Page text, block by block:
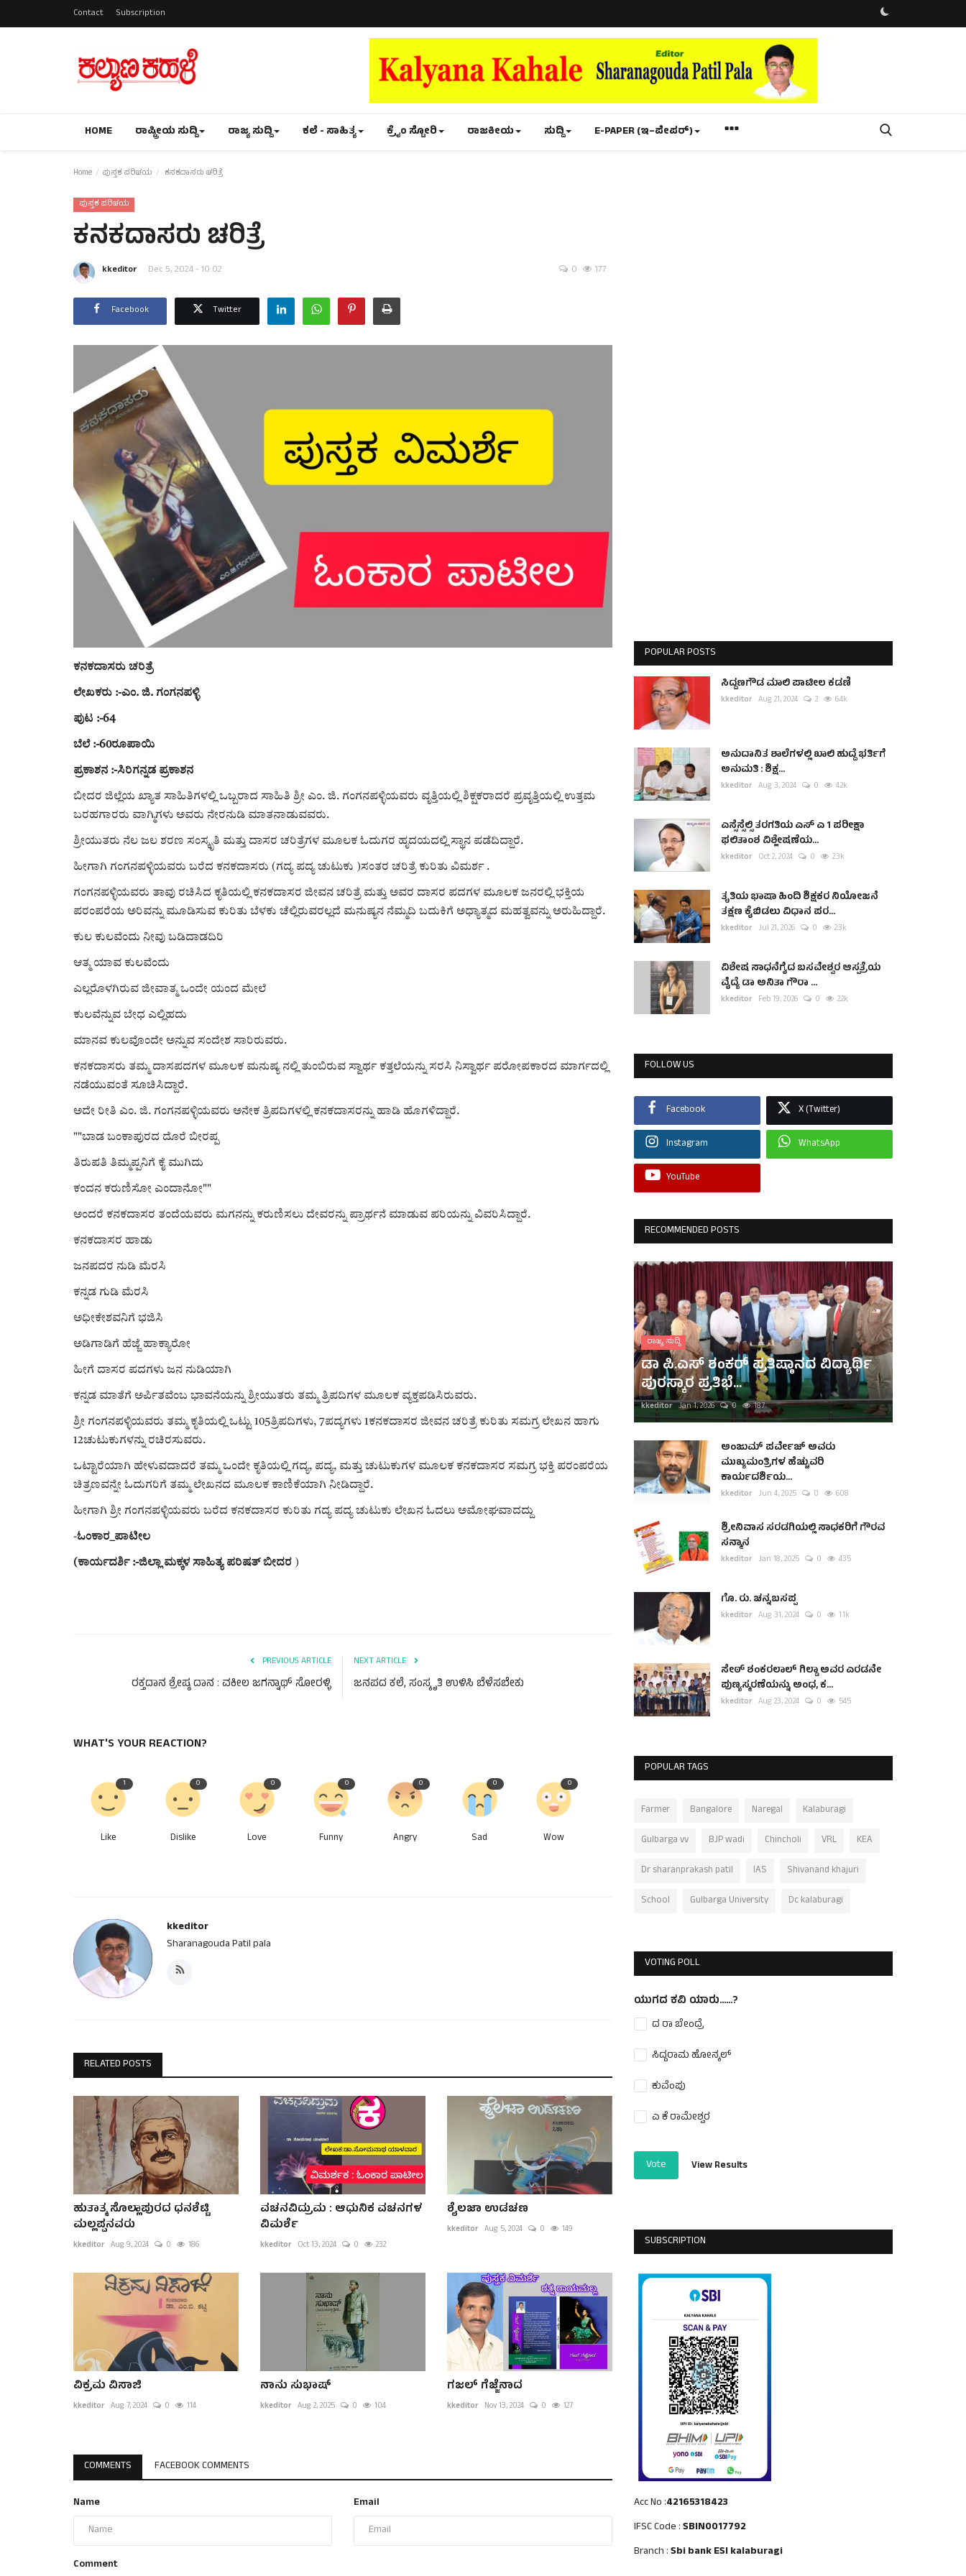
Contact Subscription
HOME ರಾಷ್ಟ್ರೀಯ ಸುದ್ದಿ ರಾಜ್ಯ ಸುದ್ದಿ ಕಲೆ - ಸಾಹಿತ್ಯ ಕ್ರೈಂ ಸ್ಟೋರಿ ರಾಜಕೀಯ ಸುದ್ದಿ E-PAPER (ಇ–ಪೇಪರ್‌)
Home ಪುಸ್ತಕ ಪರಿಚಯ ಕನಕದಾಸರು ಚರಿತ್ರೆ
ಪುಸ್ತಕ ಪರಿಚಯ
ಕನಕದಾಸರು ಚರಿತ್ರೆ
kkeditor Dec 5, 2024 - 10:02 0 177
Facebook Twitter
ಕನಕದಾಸರು ಚರಿತ್ರೆ
ಲೇಖಕರು :-ಎಂ. ಜಿ. ಗಂಗನಪಳ್ಳಿ
ಪುಟ :-64
ಬೆಲೆ :-60ರೂಪಾಯಿ
ಪ್ರಕಾಶನ :-ಸಿರಿಗನ್ನಡ ಪ್ರಕಾಶನ
ಬೀದರ ಜಿಲ್ಲೆಯ ಖ್ಯಾತ ಸಾಹಿತಿಗಳಲ್ಲಿ ಒಬ್ಬರಾದ ಸಾಹಿತಿ ಶ್ರೀ ಎಂ. ಜಿ. ಗಂಗನಪಳ್ಳಿಯವರು ವೃತ್ತಿಯಲ್ಲಿ ಶಿಕ್ಷಕರಾದರೆ ಪ್ರವೃತ್ತಿಯಲ್ಲಿ ಉತ್ತಮ
ಬರಹಗಾರರು ವಾಗ್ಮಿಗಳು ಅವರು ನೇರನುಡಿ ಮಾತನಾಡುವವರು.
ಶ್ರೀಯುತರು ನೆಲ ಜಲ ಶರಣ ಸಂಸ್ಕೃತಿ ಮತ್ತು ದಾಸರ ಚರಿತ್ರೆಗಳ ಮೂಲಕ ಓದುಗರ ಹೃದಯದಲ್ಲಿ ಸ್ಥಾನ ಪಡೆದಿದ್ದಾರೆ.
ಹೀಗಾಗಿ ಗಂಗನಪಳ್ಳಿಯವರು ಬರೆದ ಕನಕದಾಸರು (ಗದ್ಯ ಪದ್ಯ ಚುಟುಕು )ಸಂತರ ಚರಿತ್ರೆ ಕುರಿತು ವಿಮರ್ಶ .
ಗಂಗನಪಳ್ಳಿಯವರು ತಾವು ರಚಿಸಿದ ಕೃತಿಯಲ್ಲಿ ಕನಕದಾಸರ ಜೀವನ ಚರಿತ್ರೆ ಮತ್ತು ಅವರ ದಾಸರ ಪದಗಳ ಮೂಲಕ ಜನರಲ್ಲಿ ಭಕ್ತಿಯ
ಪರಂಪರೆಯ ಅರಿವನ್ನು ಮೂಡಿಸುವ ಕುರಿತು ಬೆಳಕು ಚೆಲ್ಲಿರುವರಲ್ಲದೆ ಮನುಷ್ಯನ ನೆಮ್ಮದಿ ಬದುಕಿಗೆ ಅಧ್ಯಾತ್ಮದ ಮಹತ್ವವನ್ನು ಅರುಹಿದ್ದಾರೆ.
ಕುಲ ಕುಲವೆಂದು ನೀವು ಬಡಿದಾಡದಿರಿ
ಆತ್ಮ ಯಾವ ಕುಲವೆಂದು
ಎಲ್ಲರೊಳಗಿರುವ ಜೀವಾತ್ಮ ಒಂದೇ ಯಂದ ಮೇಲೆ
ಕುಲವೆನ್ನುವ ಬೇಧ ಎಲ್ಲಿಹದು
ಮಾನವ ಕುಲವೊಂದೇ ಅನ್ನುವ ಸಂದೇಶ ಸಾರಿರುವರು.
ಕನಕದಾಸರು ತಮ್ಮ ದಾಸಪದಗಳ ಮೂಲಕ ಮನುಷ್ಯ ನಲ್ಲಿ ತುಂಬಿರುವ ಸ್ವಾರ್ಥ ಕತ್ತಲೆಯನ್ನು ಸರಸಿ ನಿಸ್ವಾರ್ಥ ಪರೋಪಕಾರದ ಮಾರ್ಗದಲ್ಲಿ
ನಡೆಯುವಂತೆ ಸೂಚಿಸಿದ್ದಾರೆ.
ಅದೇ ರೀತಿ ಎಂ. ಜಿ. ಗಂಗನಪಳ್ಳಿಯವರು ಅನೇಕ ತ್ರಿಪದಿಗಳಲ್ಲಿ ಕನಕದಾಸರನ್ನು ಹಾಡಿ ಹೊಗಳಿದ್ದಾರೆ.
""ಬಾಡ ಬಂಕಾಪುರದ ದೊರೆ ಬೀರಪ್ಪ
ತಿರುಪತಿ ತಿಮ್ಮಪ್ಪನಿಗೆ ಕೈ ಮುಗಿದು
ಕಂದನ ಕರುಣಿಸೋ ಎಂದಾನೋ""
ಅಂದರೆ ಕನಕದಾಸರ ತಂದೆಯವರು ಮಗನನ್ನು ಕರುಣಿಸಲು ದೇವರನ್ನು ಪ್ರಾರ್ಥನೆ ಮಾಡುವ ಪರಿಯನ್ನು ವಿವರಿಸಿದ್ದಾರೆ.
ಕನಕದಾಸರ ಹಾಡು
ಜನಪದರ ನುಡಿ ಮೆರಸಿ
ಕನ್ನಡ ಗುಡಿ ಮೆರಸಿ
ಅಧೀಕೇಶವನಿಗೆ ಭಜಿಸಿ
ಅಡಿಗಾಡಿಗೆ ಹೆಜ್ಜೆ ಹಾಕ್ಯಾರೋ
ಹೀಗೆ ದಾಸರ ಪದಗಳು ಜನ ನುಡಿಯಾಗಿ
ಕನ್ನಡ ಮಾತೆಗೆ ಅರ್ಪಿತವೆಂಬ ಭಾವನೆಯನ್ನು ಶ್ರೀಯುತರು ತಮ್ಮ ತ್ರಿಪದಿಗಳ ಮೂಲಕ ವ್ಯಕ್ತಪಡಿಸಿರುವರು.
ಶ್ರೀ ಗಂಗನಪಳ್ಳಿಯವರು ತಮ್ಮ ಕೃತಿಯಲ್ಲಿ ಒಟ್ಟು 105ತ್ರಿಪದಿಗಳು, 7ಪದ್ಯಗಳು 1ಕನಕದಾಸರ ಜೀವನ ಚರಿತ್ರೆ ಕುರಿತು ಸಮಗ್ರ ಲೇಖನ ಹಾಗು
12ಚುಟುಕುಗಳನ್ನು ರಚಿರಸುವರು.
ಒಟ್ಟಾರೆಯಾಗಿ ಹೇಳುವದಾದರೆ ತಮ್ಮ ಒಂದೇ ಕೃತಿಯಲ್ಲಿ ಗದ್ಯ, ಪದ್ಯ, ಮತ್ತು ಚುಟುಕುಗಳ ಮೂಲಕ ಕನಕದಾಸರ ಸಮಗ್ರ ಭಕ್ತಿ ಪರಂಪರೆಯ
ಚಿತ್ರಣವನ್ನೇ ಓದುಗರಿಗೆ ತಮ್ಮ ಲೇಖನದ ಮೂಲಕ ಕಾಣಿಕೆಯಾಗಿ ನೀಡಿದ್ದಾರೆ.
ಹೀಗಾಗಿ ಶ್ರೀ ಗಂಗನಪಳ್ಳಿಯವರು ಬರೆದ ಕನಕದಾಸರ ಕುರಿತು ಗದ್ಯ ಪದ್ಯ ಚುಟುಕು ಲೇಖನ ಓದಲು ಅಮೋಘವಾದದ್ದು
-ಓಂಕಾರ_ಪಾಟೀಲ
(ಕಾರ್ಯದರ್ಶಿ :-ಜಿಲ್ಲಾ ಮಕ್ಕಳ ಸಾಹಿತ್ಯ ಪರಿಷತ್ ಬೀದರ )
PREVIOUS ARTICLE
ರಕ್ತದಾನ ಶ್ರೇಷ್ಠ ದಾನ : ವಕೀಲ ಜಗನ್ನಾಥ್ ಸೋರಳ್ಳಿ
NEXT ARTICLE
ಜನಪದ ಕಲೆ, ಸಂಸ್ಕೃತಿ ಉಳಿಸಿ ಬೆಳೆಸಬೇಕು
WHAT'S YOUR REACTION?
1
Like
0
Dislike
0
Love
0
Funny
0
Angry
0
Sad
0
Wow
kkeditor
Sharanagouda Patil pala
RELATED POSTS
ಹುತಾತ್ಮ ಸೊಲ್ಲಾಪುರದ ಧನಶೆಟ್ಟಿ
ಮಲ್ಲಪ್ಪನವರು
kkeditor Aug 9, 2024 0 186
ವಚನವಿದ್ರುಮ : ಆಧುನಿಕ ವಚನಗಳ
ವಿಮರ್ಶೆ
kkeditor Oct 13, 2024 0 232
ಶೈಲಜಾ ಉಡಚಣ
kkeditor Aug 5, 2024 0 149
ವಿಕ್ರಮ ವಿಸಾಜಿ
kkeditor Aug 7, 2024 0 114
ನಾನು ಸುಭಾಷ್
kkeditor Aug 2, 2025 0 104
ಗಜಲ್ ಗೆಜ್ಜೆನಾದ
kkeditor Nov 13, 2024 0 127
COMMENTS FACEBOOK COMMENTS
Name Email
Comment
POPULAR POSTS
ಸಿದ್ದಣಗೌಡ ಮಾಲಿ ಪಾಟೀಲ ಕಡಣಿ
kkeditor Aug 21, 2024 2 6.4k
ಅನುದಾನಿತ ಶಾಲೆಗಳಲ್ಲಿ ಖಾಲಿ ಹುದ್ದೆ ಭರ್ತಿಗೆ
ಅನುಮತಿ : ಶಿಕ್ಷ...
kkeditor Aug 3, 2024 0 4.2k
ಎಸ್ಸೆಸ್ಸೆಲ್ಸಿ ತರಗತಿಯ ಎಸ್ ಎ 1 ಪರೀಕ್ಷಾ
ಫಲಿತಾಂಶ ವಿಶ್ಲೇಷಣೆಯ...
kkeditor Oct 2, 2024 0 2.3k
ತೃತಿಯ ಭಾಷಾ ಹಿಂದಿ ಶಿಕ್ಷಕರ ನಿಯೋಜನೆ
ತಕ್ಷಣ ಕೈಬಿಡಲು ವಿಧಾನ ಪರ...
kkeditor Jul 21, 2026 0 2.3k
ವಿಶೇಷ ಸಾಧನೆಗೈದ ಬಸವೇಶ್ವರ ಆಸ್ಪತ್ರೆಯ
ವೈದ್ಯೆ ಡಾ ಅನಿತಾ ಗೌರಾ ...
kkeditor Feb 19, 2026 0 2.2k
FOLLOW US
Facebook X (Twitter)
Instagram WhatsApp
YouTube
RECOMMENDED POSTS
ರಾಜ್ಯ ಸುದ್ದಿ
ಡಾ ಪಿ.ಎಸ್ ಶಂಕರ್ ಪ್ರತಿಷ್ಠಾನದ ವಿದ್ಯಾರ್ಥಿ
ಪುರಸ್ಕಾರ ಪ್ರತಿಭೆ...
kkeditor Jan 1, 2026 0 187
ಅಂಜುಮ್ ಪರ್ವೇಜ್ ಅವರು
ಮುಖ್ಯಮಂತ್ರಿಗಳ ಹೆಚ್ಚುವರಿ
ಕಾರ್ಯದರ್ಶಿಯ...
kkeditor Jun 4, 2025 0 608
ಶ್ರೀನಿವಾಸ ಸರಡಗಿಯಲ್ಲಿ ಸಾಧಕರಿಗೆ ಗೌರವ
ಸನ್ಮಾನ
kkeditor Jan 18, 2025 0 435
ಗೊ. ರು. ಚನ್ನಬಸಪ್ಪ
kkeditor Aug 31, 2024 0 1.1k
ಸೇಠ್ ಶಂಕರಲಾಲ್ ಗಿಲ್ಡಾ ಅವರ ಎರಡನೇ
ಪುಣ್ಯಸ್ಮರಣೆಯನ್ನು ಅಂಧ, ಕ...
kkeditor Aug 23, 2024 0 545
POPULAR TAGS
Farmer Bangalore Naregal
Kalaburagi
Gulbarga vv
BJP wadi Chincholi VRL
KEA
Dr sharanprakash patil
IAS
Shivanand khajuri
School
Gulbarga University Dc kalaburagi
VOTING POLL
ಯುಗದ ಕವಿ ಯಾರು......?
ದ ರಾ ಬೇಂದ್ರೆ
ಸಿದ್ದರಾಮ ಹೋನ್ಕಲ್
ಕುವೆಂಪು
ಎ ಕೆ ರಾಮೇಶ್ವರ
Vote View Results
SUBSCRIPTION
Acc No :42165318423
IFSC Code :SBIN0017792
Branch :Sbi bank ESI kalaburagi